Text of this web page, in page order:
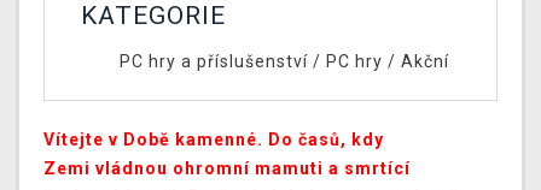
KATEGORIE
PC hry a příslušenství/ PC hry / Akční
Vítejte v Době kamenné. Do časů, kdy
Zemi vládnou ohromní mamuti a smrtící